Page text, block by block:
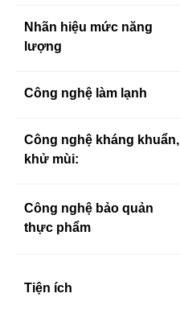
Nhãn hiệu mức năng
lượng
Công nghệ làm lạnh
Công nghệ kháng khuẩn,
khử mùi:
Công nghệ bảo quản
thực phẩm
Tiện ích